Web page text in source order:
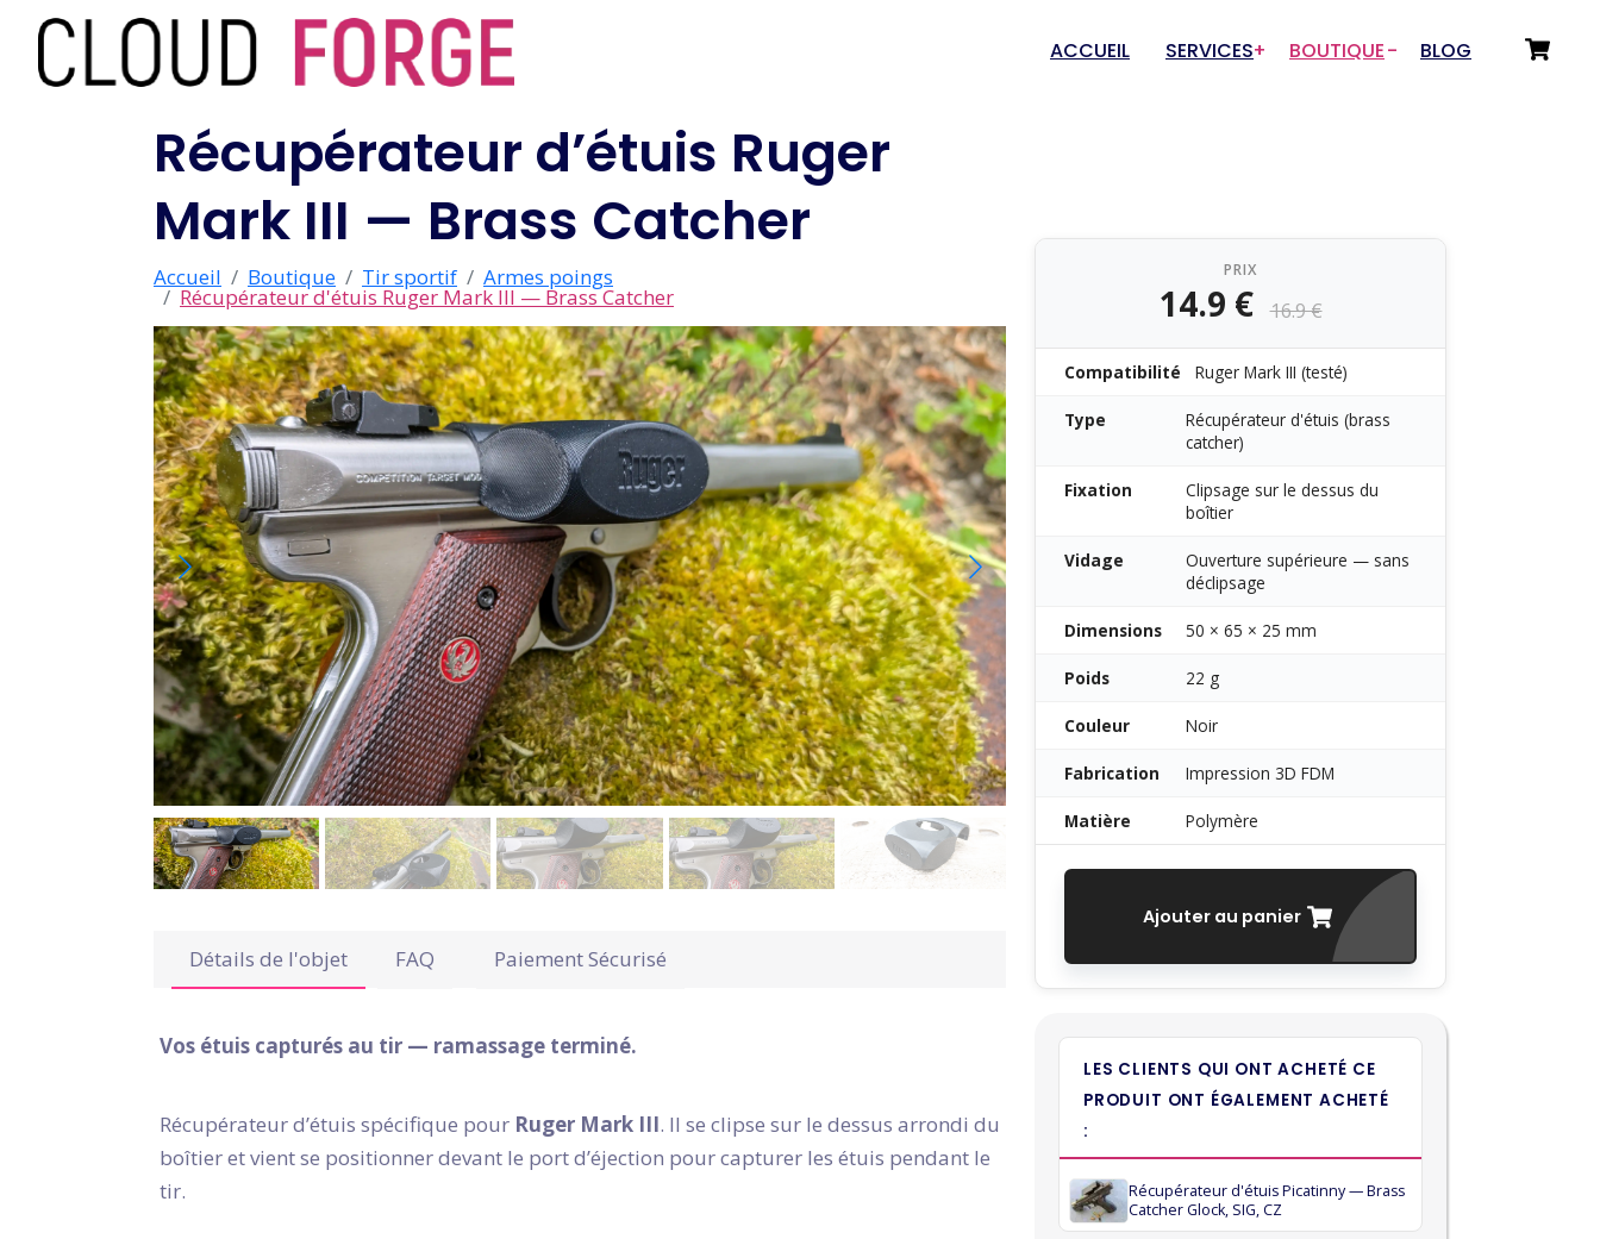
ACCUEIL SERVICES
Fabrication additive
conception
BOUTIQUE
Art et Artisanat
BLOG
Récupérateur d’étuis Ruger
Mark III — Brass Catcher
Accueil Boutique Tir sportif Armes poings
Récupérateur d'étuis Ruger Mark III — Brass Catcher
Détails de l'objet FAQ Paiement Sécurisé
Vos étuis capturés au tir — ramassage terminé.
Récupérateur d’étuis spécifique pour Ruger Mark III. Il se clipse sur le dessus arrondi du
boîtier et vient se positionner devant le port d’éjection pour capturer les étuis pendant le
tir.
PRIX
14.9 € 16.9 €
Compatibilité Ruger Mark III (testé)
Type
Récupérateur d'étuis (brass
catcher)
Fixation
Clipsage sur le dessus du
boîtier
Vidage
Ouverture supérieure — sans
déclipsage
Dimensions 50 × 65 × 25 mm
Poids 22 g
Couleur Noir
Fabrication Impression 3D FDM
Matière Polymère
Ajouter au panier
LES CLIENTS QUI ONT ACHETÉ CE
PRODUIT ONT ÉGALEMENT ACHETÉ
:
Récupérateur d'étuis Picatinny — Brass
Catcher Glock, SIG, CZ